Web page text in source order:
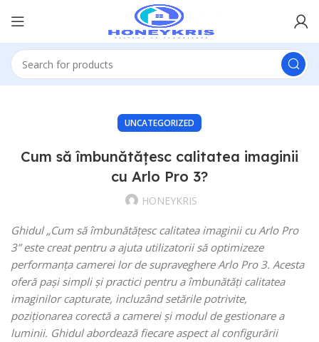
UNCATEGORIZED
Cum să îmbunătățesc calitatea imaginii
cu Arlo Pro 3?
HONEYKRIS
Ghidul „Cum să îmbunătățesc calitatea imaginii cu Arlo Pro
3” este creat pentru a ajuta utilizatorii să optimizeze
performanța camerei lor de supraveghere Arlo Pro 3. Acesta
oferă pași simpli și practici pentru a îmbunătăți calitatea
imaginilor capturate, incluzând setările potrivite,
poziționarea corectă a camerei și modul de gestionare a
luminii. Ghidul abordează fiecare aspect al configurării